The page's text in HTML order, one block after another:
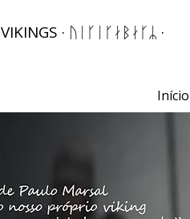
Início
VIKINGS · ᚢᛁᚴᛁᚴᛅᛒᛅᚴᛦ ·